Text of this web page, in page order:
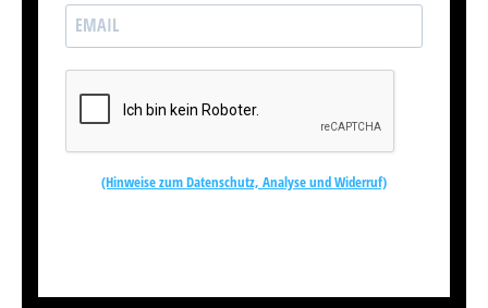
(Hinweise zum Datenschutz, Analyse und Widerruf)